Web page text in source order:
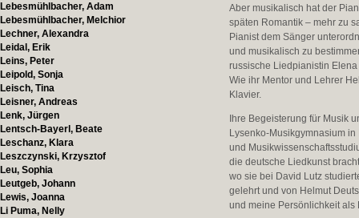
Lebesmühlbacher, Adam
Lebesmühlbacher, Melchior
Lechner, Alexandra
Leidal, Erik
Leins, Peter
Leipold, Sonja
Leisch, Tina
Leisner, Andreas
Lenk, Jürgen
Lentsch-Bayerl, Beate
Leschanz, Klara
Leszczynski, Krzysztof
Leu, Sophia
Leutgeb, Johann
Lewis, Joanna
Li Puma, Nelly
Aber musikalisch hat der
späten Romantik – mehr zu
Pianist dem Sänger
und musikalisch zu
russische Liedpianistin
Wie ihr Mentor und Lehrer
Klavier.
Ihre Begeisterung für Musik
Lysenko-Musikgymnasium
und
die deutsche Liedkunst
wo sie bei David Lutz
gelehrt und von Helmut
und meine Persönlichkeit